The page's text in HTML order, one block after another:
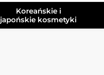
Koreańskie i
japońskie kosmetyki